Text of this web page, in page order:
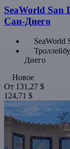
SeaWorld San
Сан-Диего
SeaWorld
Диего
Новое
От 131,27 $
124,71 $